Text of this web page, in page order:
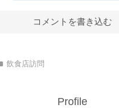
コメントを書き込む
飲食店訪問
Profile